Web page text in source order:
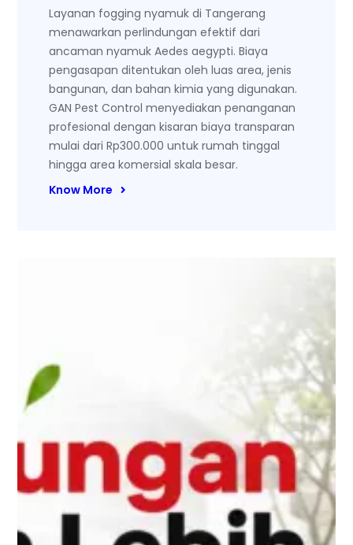
Layanan fogging nyamuk di Tangerang
menawarkan perlindungan efektif dari
ancaman nyamuk Aedes aegypti. Biaya
pengasapan ditentukan oleh luas area, jenis
bangunan, dan bahan kimia yang digunakan.
GAN Pest Control menyediakan penanganan
profesional dengan kisaran biaya transparan
mulai dari Rp300.000 untuk rumah tinggal
hingga area komersial skala besar.
Know More